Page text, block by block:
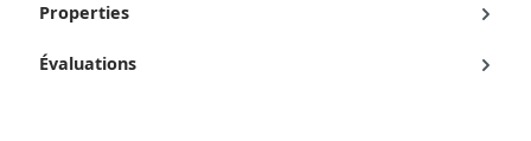
Properties
Évaluations